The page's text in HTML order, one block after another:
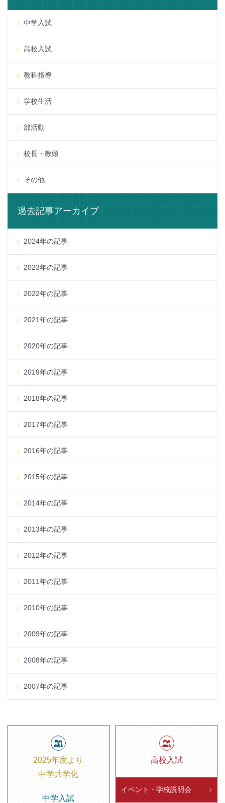
中学入試
高校入試
教科指導
学校生活
部活動
校長・教頭
その他
過去記事アーカイブ
2024年の記事
2023年の記事
2022年の記事
2021年の記事
2020年の記事
2019年の記事
2018年の記事
2017年の記事
2016年の記事
2015年の記事
2014年の記事
2013年の記事
2012年の記事
2011年の記事
2010年の記事
2009年の記事
2008年の記事
2007年の記事
2025年度より
中学共学化
中学入試
高校入試
イベント・学校説明会